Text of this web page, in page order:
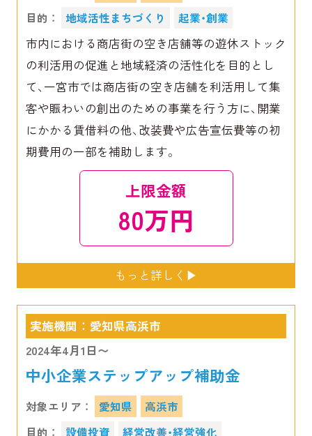
目的 ：
地域活性まちづくり 起業・創業
市内における商店街の空き店舗等の遊休ストック
の利活用の促進と地域経済の活性化を目的とし
て、一宮市では商店街の空き店舗を利活用して集
客や賑わいの創出のための事業を行う方に、開業
にかかる賃借料の他、改装費や広告宣伝費等の初
期費用の一部を補助します。
上限金額
80万円
実施機関 ： 愛知県高浜市
2024年4月1日〜
中小企業ステップアップ補助金
対象エリア ： 愛知県
高浜市
目的 ：
設備投資
経営改善・経営強化